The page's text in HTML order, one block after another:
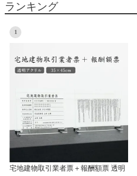
ランキング
1
宅地建物取引業者票＋報酬額票 透明